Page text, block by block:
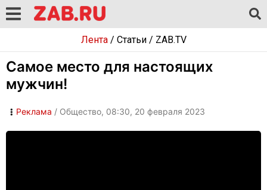
Лента/ Статьи/ ZAB.TV
Самое место для настоящих
мужчин!
Реклама / Общество, 08:30, 20 февраля 2023